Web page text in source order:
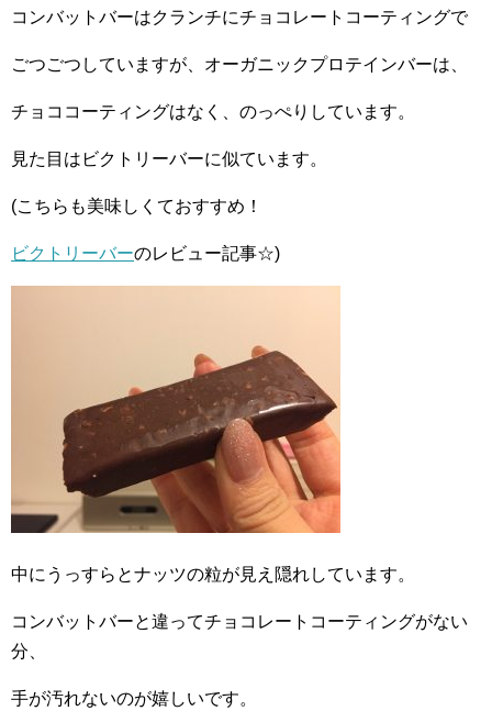
コンバットバーはクランチにチョコレートコーティングで
ごつごつしていますが、オーガニックプロテインバーは、
チョココーティングはなく、のっぺりしています。
見た目はビクトリーバーに似ています。
(こちらも美味しくておすすめ！
ビクトリーバーのレビュー記事☆)
中にうっすらとナッツの粒が見え隠れしています。
コンバットバーと違ってチョコレートコーティングがない
分、
手が汚れないのが嬉しいです。